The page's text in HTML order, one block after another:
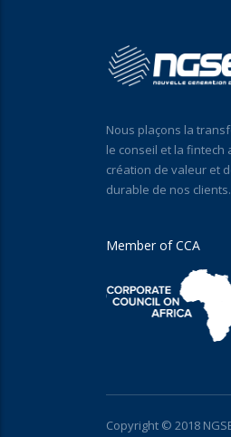
Nous plaçons la
le conseil et la fintech
création de valeur et
durable de nos clients.
Member of CCA
Copyright © 2018